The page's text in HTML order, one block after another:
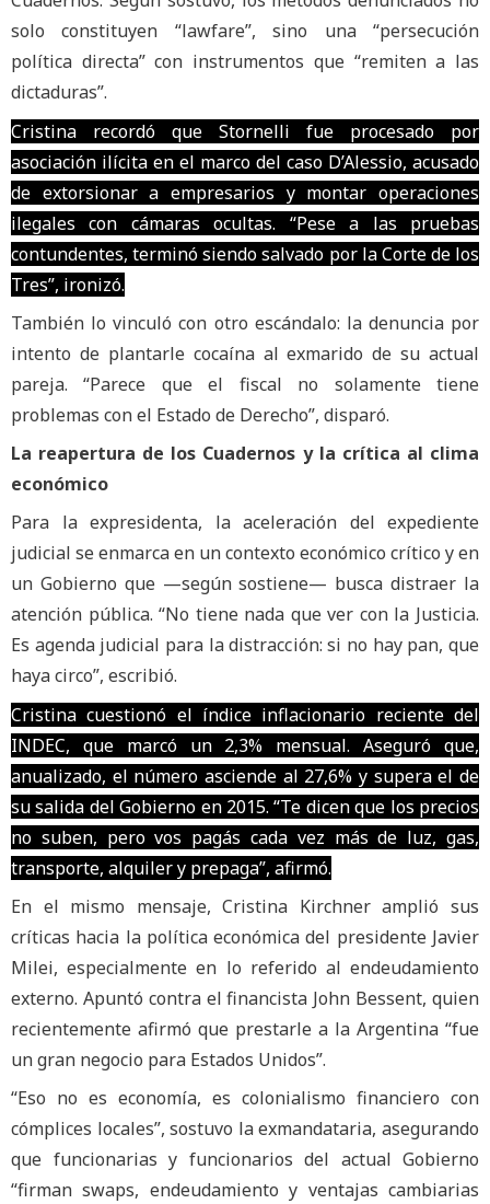
solo constituyen “lawfare”, sino una “persecución
política directa” con instrumentos que “remiten a las
dictaduras”.
Cristina recordó que Stornelli fue procesado por
asociación ilícita en el marco del caso D’Alessio, acusado
de extorsionar a empresarios y montar operaciones
ilegales con cámaras ocultas. “Pese a las pruebas
contundentes, terminó siendo salvado por la Corte de los
Tres”, ironizó.
También lo vinculó con otro escándalo: la denuncia por
intento de plantarle cocaína al exmarido de su actual
pareja. “Parece que el fiscal no solamente tiene
problemas con el Estado de Derecho”, disparó.
La reapertura de los Cuadernos y la crítica al clima
económico
Para la expresidenta, la aceleración del expediente
judicial se enmarca en un contexto económico crítico y en
un Gobierno que —según sostiene— busca distraer la
atención pública. “No tiene nada que ver con la Justicia.
Es agenda judicial para la distracción: si no hay pan, que
haya circo”, escribió.
Cristina cuestionó el índice inflacionario reciente del
INDEC, que marcó un 2,3% mensual. Aseguró que,
anualizado, el número asciende al 27,6% y supera el de
su salida del Gobierno en 2015. “Te dicen que los precios
no suben, pero vos pagás cada vez más de luz, gas,
transporte, alquiler y prepaga”, afirmó.
En el mismo mensaje, Cristina Kirchner amplió sus
críticas hacia la política económica del presidente Javier
Milei, especialmente en lo referido al endeudamiento
externo. Apuntó contra el financista John Bessent, quien
recientemente afirmó que prestarle a la Argentina “fue
un gran negocio para Estados Unidos”.
“Eso no es economía, es colonialismo financiero con
cómplices locales”, sostuvo la exmandataria, asegurando
que funcionarias y funcionarios del actual Gobierno
“firman swaps, endeudamiento y ventajas cambiarias